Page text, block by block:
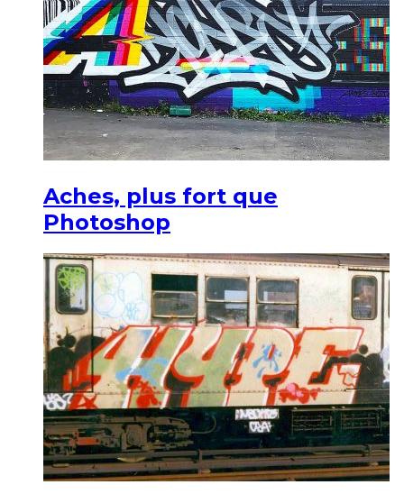
Aches, plus fort que
Photoshop